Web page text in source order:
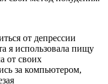
от депрессии
я использовала пищу
от своих
за компьютером,